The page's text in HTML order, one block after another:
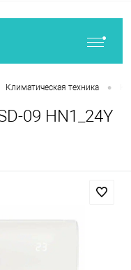
Климатическая техника •
09 HN1_24Y